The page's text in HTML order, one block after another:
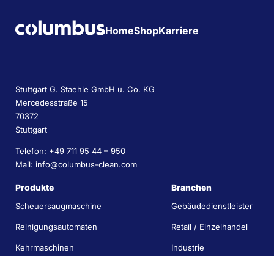
HomeShopKarriere
Stuttgart G. Staehle GmbH u. Co. KG
Mercedesstraße 15
70372
Stuttgart
Telefon: +49 711 95 44 – 950
Mail: info@columbus-clean.com
Produkte
Scheuersaugmaschine
Reinigungsautomaten
Kehrmaschinen
Branchen
Gebäudedienstleister
Retail / Einzelhandel
Industrie